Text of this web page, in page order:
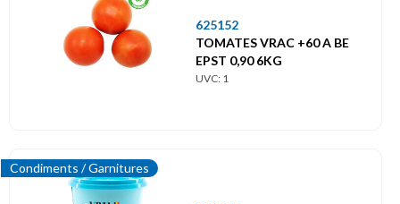
625152
TOMATES VRAC +60 A BE
EPST 0,90 6KG
UVC: 1
Condiments / Garnitures